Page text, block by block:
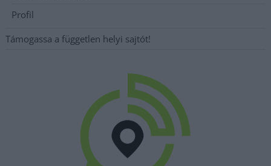
Profil
Támogassa a független helyi sajtót!